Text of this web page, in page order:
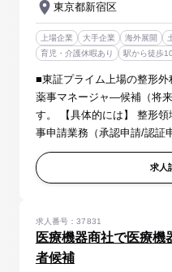
東京都新宿区
上場企業 大手企業 海外展開
育児・介護休暇あり
駅から徒歩
■東証プライム上場の整形
薬事マネージャ―候補（将
す。 【具体的には】 整形領域の医療機器の薬事申請全般 ■薬
事申請業務（承認申請/認証
の回答書作成、PMDAとの
対応 ■製品開発に係る...
求人
医療機器商社で医療機
者候補
求人番号：37831